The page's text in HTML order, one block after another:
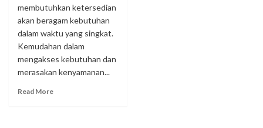
membutuhkan ketersedian
akan beragam kebutuhan
dalam waktu yang singkat.
Kemudahan dalam
mengakses kebutuhan dan
merasakan kenyamanan...
Read More